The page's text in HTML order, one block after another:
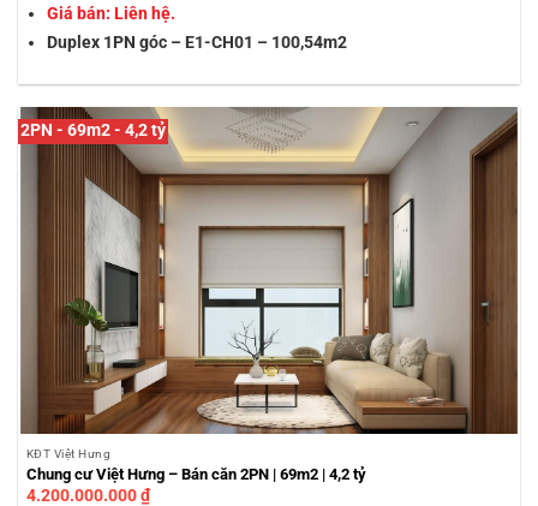
Giá bán: Liên hệ.
Duplex 1PN góc – E1-CH01 – 100,54m2
2PN - 69m2 - 4,2 tỷ
KĐT Việt Hưng
Chung cư Việt Hưng – Bán căn 2PN | 69m2 | 4,2 tỷ
4.200.000.000₫